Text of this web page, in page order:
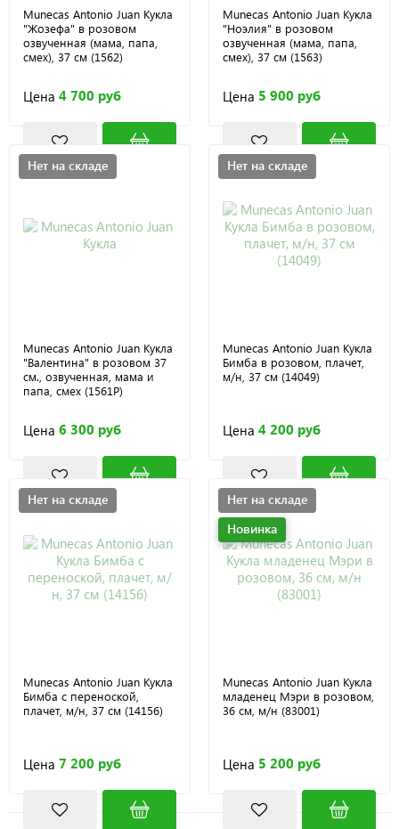
Munecas Antonio Juan Кукла
"Жозефа" в розовом
озвученная (мама, папа,
смех), 37 см (1562)
Цена 4 700 руб
Munecas Antonio Juan Кукла
"Ноэлия" в розовом
озвученная (мама, папа,
смех), 37 см (1563)
Цена 5 900 руб
Нет на складе
Munecas Antonio Juan Кукла
"Валентина" в розовом 37
см., озвученная, мама и
папа, смех (1561P)
Цена 6 300 руб
Нет на складе
Munecas Antonio Juan Кукла
Бимба в розовом, плачет,
м/н, 37 см (14049)
Цена 4 200 руб
Нет на складе
Munecas Antonio Juan Кукла
Бимба с переноской,
плачет, м/н, 37 см (14156)
Цена 7 200 руб
Нет на складе
Новинка
Munecas Antonio Juan Кукла
младенец Мэри в розовом,
36 см, м/н (83001)
Цена 5 200 руб